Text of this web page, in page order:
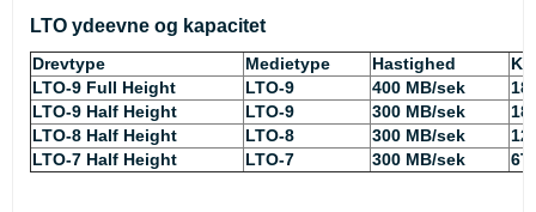
LTO ydeevne og kapacitet
Drevtype Medietype Hastighed
LTO-9 Full Height
LTO-9 400 MB/sek
LTO-9 Half Height
LTO-9 300 MB/sek
LTO-8 Half Height
LTO-8 300 MB/sek
LTO-7 Half Height
LTO-7 300 MB/sek